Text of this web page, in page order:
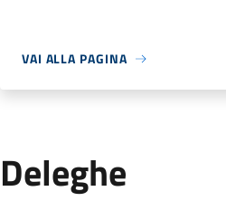
VAI ALLA PAGINA
Deleghe